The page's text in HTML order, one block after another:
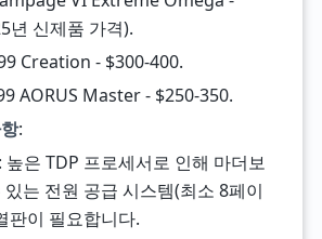
년 신제품 가격).
Creation - $300-400.
AORUS Master - $250-350.
:
높은 TDP 프로세서로 인해 마더보
는 전원 공급 시스템(최소 8페이
판이 필요합니다.